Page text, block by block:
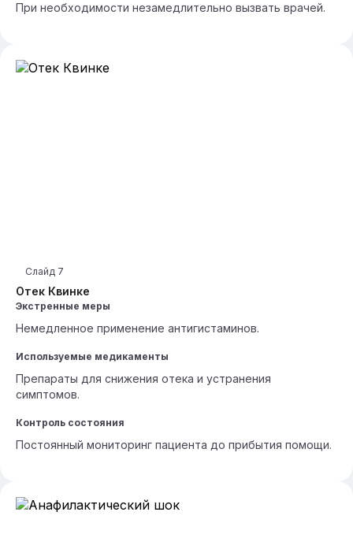
При необходимости незамедлительно вызвать врачей.
Отек Квинке
Слайд 7
Экстренные меры
Немедленное применение антигистаминов.
Используемые медикаменты
Препараты для снижения отека и устранения
симптомов.
Контроль состояния
Постоянный мониторинг пациента до прибытия помощи.